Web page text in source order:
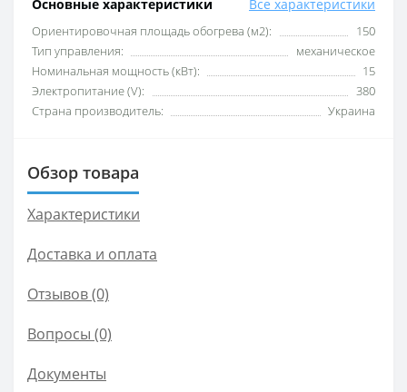
Основные характеристики Все характеристики
Ориентировочная площадь обогрева (м2):
150
Тип управления:
механическое
Номинальная мощность (кВт):
15
Электропитание (V):
380
Страна производитель:
Украина
Обзор товара
Характеристики
Доставка и оплата
Отзывов (0)
Вопросы (0)
Документы